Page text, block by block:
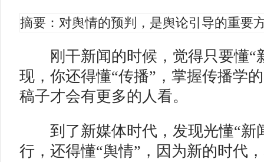
摘要：对舆情的预判，是舆论引导的重要
刚干新闻的时候，觉得只要懂“
现，你还得懂“传播”，掌握传播学
稿子才会有更多的人看。
到了新媒体时代，发现光懂“新
行，还得懂“舆情”，因为新的时代